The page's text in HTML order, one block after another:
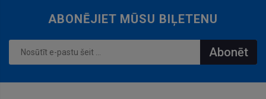
ABONĒJIET MŪSU BIĻETENU
Abonēt